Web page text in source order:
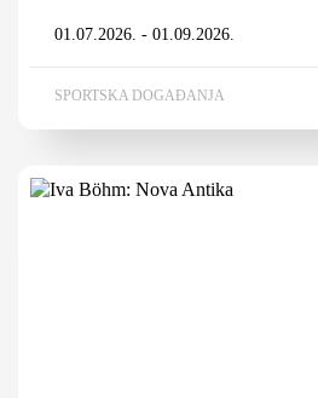
01.07.2026. - 01.09.2026.
SPORTSKA DOGAĐANJA